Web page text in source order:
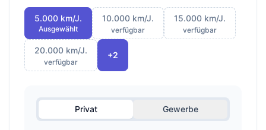
5.000 km/J.
Ausgewählt
10.000 km/J.
verfügbar
15.000 km/J.
verfügbar
20.000 km/J.
verfügbar
+2
Privat Gewerbe